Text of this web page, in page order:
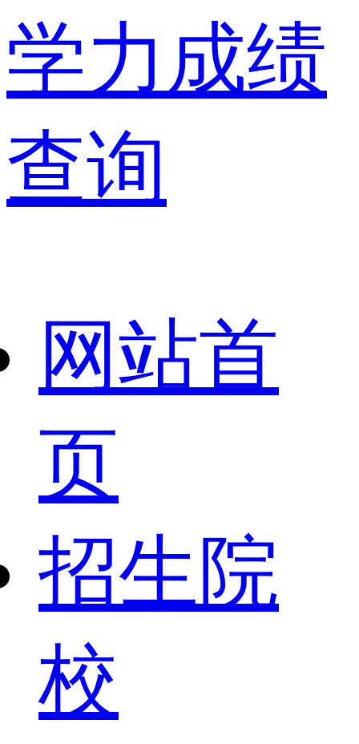
学力成绩
查询
网站首
页
招生院
校